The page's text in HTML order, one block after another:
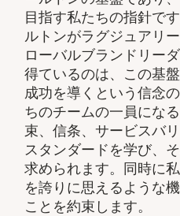
目指す私たちの指針で
ルトンがラグジュアリ
ローバルブランドリー
得ているのは、この基
成功を導くという信念
ちのチームの一員にな
束、信条、サービスバ
スタンダードを学び、
求められます。同時に
を誇りに思えるような
ことを約束します。